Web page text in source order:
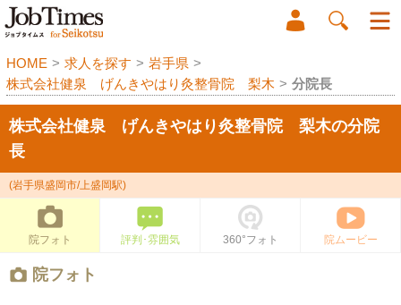
HOME > 求人を探す > 岩手県 >
株式会社健泉 げんきやはり灸整骨院 梨木 > 分院長
株式会社健泉 げんきやはり灸整骨院 梨木の分院
長
(岩手県盛岡市/上盛岡駅)
院フォト 評判･雰囲気 360°フォト 院ムービー
院フォト